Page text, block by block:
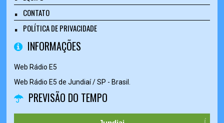
CONTATO
POLÍTICA DE PRIVACIDADE
INFORMAÇÕES
Web Rádio E5
Web Rádio E5 de Jundiaí / SP - Brasil.
PREVISÃO DO TEMPO